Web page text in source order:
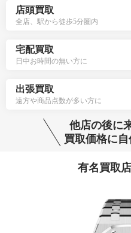
店頭買取
全店、駅から徒歩5分圏内
宅配買取
日中お時間の無い方に
出張買取
遠方や商品点数が多い方に
他店の後に
買取価格に自
有名買取